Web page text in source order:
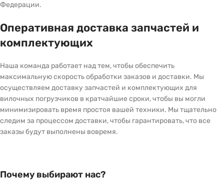
Федерации.
Оперативная доставка запчастей и
комплектующих
Наша команда работает над тем, чтобы обеспечить
максимальную скорость обработки заказов и доставки. Мы
осуществляем доставку запчастей и комплектующих для
вилочных погрузчиков в кратчайшие сроки, чтобы вы могли
минимизировать время простоя вашей техники. Мы тщательно
следим за процессом доставки, чтобы гарантировать, что все
заказы будут выполнены вовремя.
Почему выбирают нас?